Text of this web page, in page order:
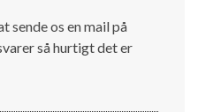
sende os en mail på
så hurtigt det er